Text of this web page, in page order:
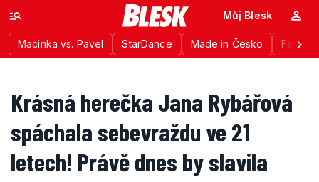
Macinka vs. Pavel StarDance Made in Česko
Můj Blesk
Krásná herečka Jana Rybářová
spáchala sebevraždu ve 21
letech! Právě dnes by slavila